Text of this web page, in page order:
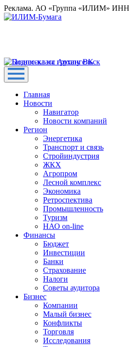
Реклама. АО «Группа «ИЛИМ» ИНН
Главная
Новости
Навигатор
Новости компаний
Регион
Энергетика
Транспорт и связь
Стройиндустрия
ЖКХ
Агропром
Лесной комплекс
Экономика
Ретроспектива
Промышленность
Туризм
НАО on-line
Финансы
Бюджет
Инвестиции
Банки
Страхование
Налоги
Советы аудитора
Бизнес
Компании
Малый бизнес
Конфликты
Торговля
Исследования